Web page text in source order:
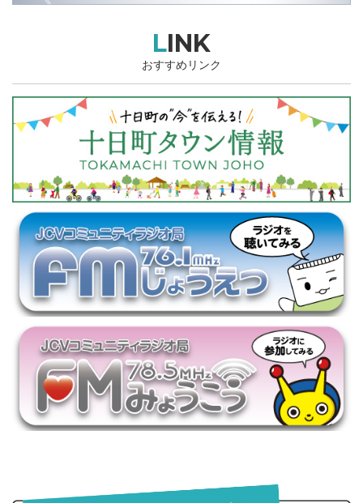
LINK
おすすめリンク